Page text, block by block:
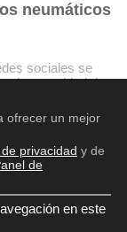
neumáticos
sociales se
de seguridad de
ofrecer un mejor
privacidad y de
de
en este